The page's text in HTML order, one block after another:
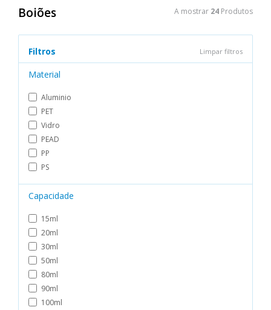
Boiões A mostrar 24 Produtos
Filtros Limpar filtros
Material
Aluminio
PET
Vidro
PEAD
PP
PS
Capacidade
15ml
20ml
30ml
50ml
80ml
90ml
100ml